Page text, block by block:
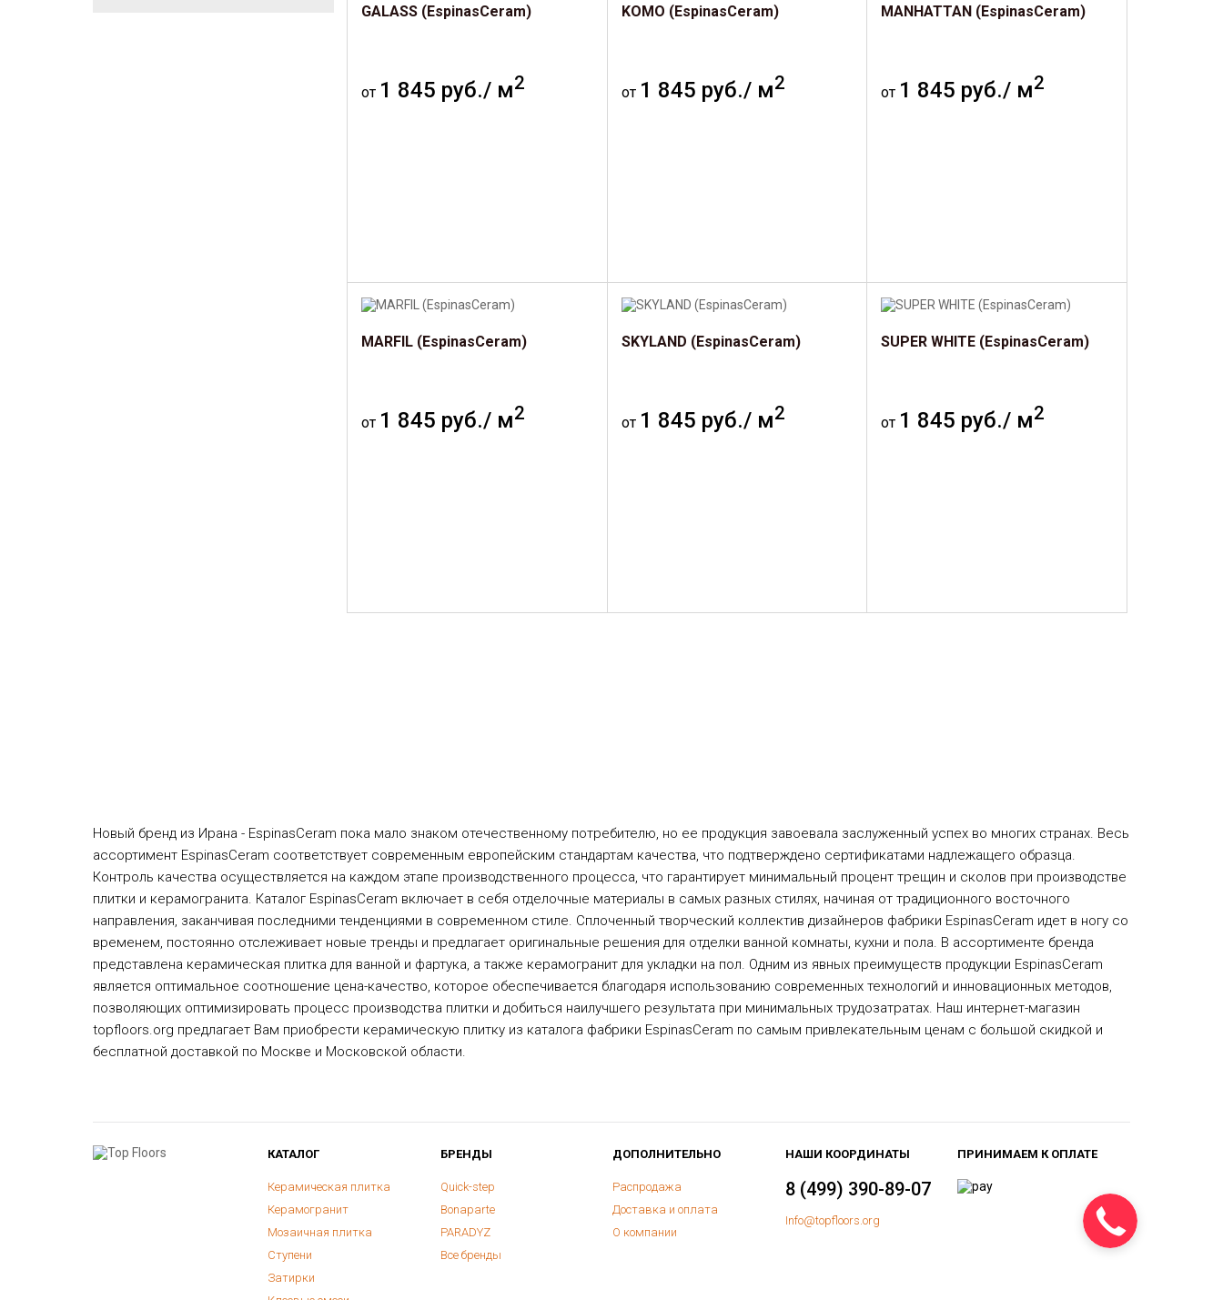
GALASS (EspinasCeram)
от 1 845 руб./ м2
KOMO (EspinasCeram)
от 1 845 руб./ м2
MANHATTAN (EspinasCeram)
от 1 845 руб./ м2
MARFIL (EspinasCeram)
от 1 845 руб./ м2
SKYLAND (EspinasCeram)
от 1 845 руб./ м2
SUPER WHITE (EspinasCeram)
от 1 845 руб./ м2
Новый бренд из Ирана - EspinasCeram пока мало знаком отечественному потребителю, но ее продукция завоевала заслуженный успех во многих странах. Весь
ассортимент EspinasCeram соответствует современным европейским стандартам качества, что подтверждено сертификатами надлежащего образца.
Контроль качества осуществляется на каждом этапе производственного процесса, что гарантирует минимальный процент трещин и сколов при производстве
плитки и керамогранита. Каталог EspinasCeram включает в себя отделочные материалы в самых разных стилях, начиная от традиционного восточного
направления, заканчивая последними тенденциями в современном стиле. Сплоченный творческий коллектив дизайнеров фабрики EspinasCeram идет в ногу со
временем, постоянно отслеживает новые тренды и предлагает оригинальные решения для отделки ванной комнаты, кухни и пола. В ассортименте бренда
представлена керамическая плитка для ванной и фартука, а также керамогранит для укладки на пол. Одним из явных преимуществ продукции EspinasCeram
является оптимальное соотношение цена-качество, которое обеспечивается благодаря использованию современных технологий и инновационных методов,
позволяющих оптимизировать процесс производства плитки и добиться наилучшего результата при минимальных трудозатратах. Наш интернет-магазин
topfloors.org предлагает Вам приобрести керамическую плитку из каталога фабрики EspinasCeram по самым привлекательным ценам с большой скидкой и
бесплатной доставкой по Москве и Московской области.
КАТАЛОГ
Керамическая плитка
Керамогранит
Мозаичная плитка
Ступени
Затирки
БРЕНДЫ
Quick-step
Bonaparte
PARADYZ
Все бренды
ДОПОЛНИТЕЛЬНО
Распродажа
Доставка и оплата
О компании
НАШИ КООРДИНАТЫ
8 (499) 390-89-07
Info@topfloors.org
ПРИНИМАЕМ К ОПЛАТЕ